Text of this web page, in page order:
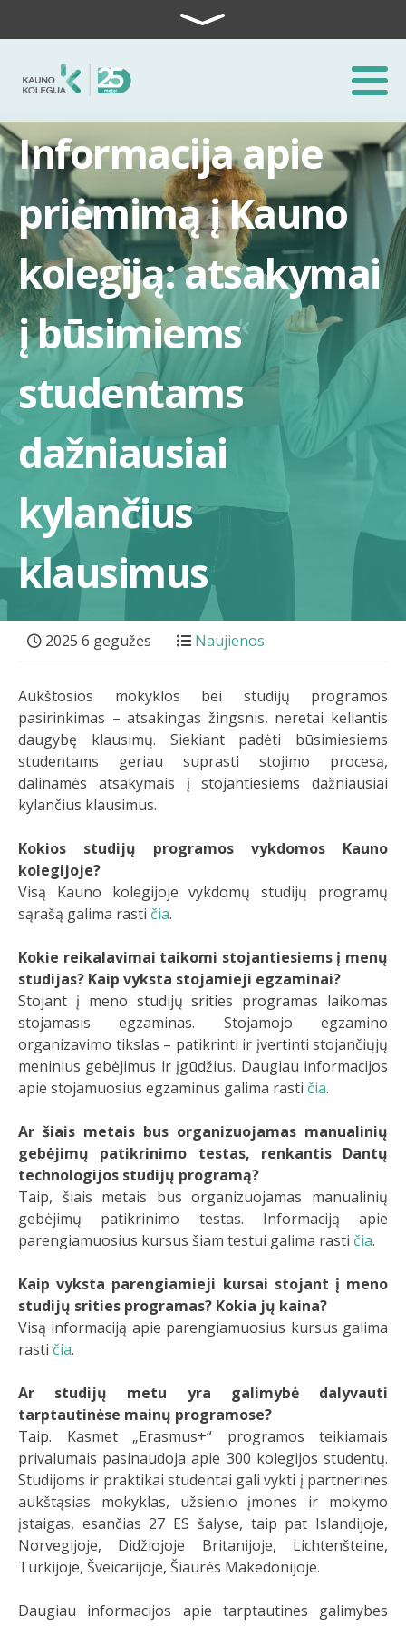
Informacija apie
priėmimą į Kauno
kolegiją: atsakymai
į būsimiems
studentams
dažniausiai
kylančius
klausimus
2025 6 gegužės Naujienos
Aukštosios mokyklos bei studijų programos
pasirinkimas – atsakingas žingsnis, neretai keliantis
daugybę klausimų. Siekiant padėti būsimiesiems
studentams geriau suprasti stojimo procesą,
dalinamės atsakymais į stojantiesiems dažniausiai
kylančius klausimus.
Kokios studijų programos vykdomos Kauno
kolegijoje?
Visą Kauno kolegijoje vykdomų studijų programų
sąrašą galima rasti čia.
Kokie reikalavimai taikomi stojantiesiems į menų
studijas? Kaip vyksta stojamieji egzaminai?
Stojant į meno studijų srities programas laikomas
stojamasis egzaminas. Stojamojo egzamino
organizavimo tikslas – patikrinti ir įvertinti stojančiųjų
meninius gebėjimus ir įgūdžius. Daugiau informacijos
apie stojamuosius egzaminus galima rasti čia.
Ar šiais metais bus organizuojamas manualinių
gebėjimų patikrinimo testas, renkantis Dantų
technologijos studijų programą?
Taip, šiais metais bus organizuojamas manualinių
gebėjimų patikrinimo testas. Informaciją apie
parengiamuosius kursus šiam testui galima rasti čia.
Kaip vyksta parengiamieji kursai stojant į meno
studijų srities programas? Kokia jų kaina?
Visą informaciją apie parengiamuosius kursus galima
rasti čia.
Ar studijų metu yra galimybė dalyvauti
tarptautinėse mainų programose?
Taip. Kasmet „Erasmus+“ programos teikiamais
privalumais pasinaudoja apie 300 kolegijos studentų.
Studijoms ir praktikai studentai gali vykti į partnerines
aukštąsias mokyklas, užsienio įmones ir mokymo
įstaigas, esančias 27 ES šalyse, taip pat Islandijoje,
Norvegijoje, Didžiojoje Britanijoje, Lichtenšteine,
Turkijoje, Šveicarijoje, Šiaurės Makedonijoje.
Daugiau informacijos apie tarptautines galimybes